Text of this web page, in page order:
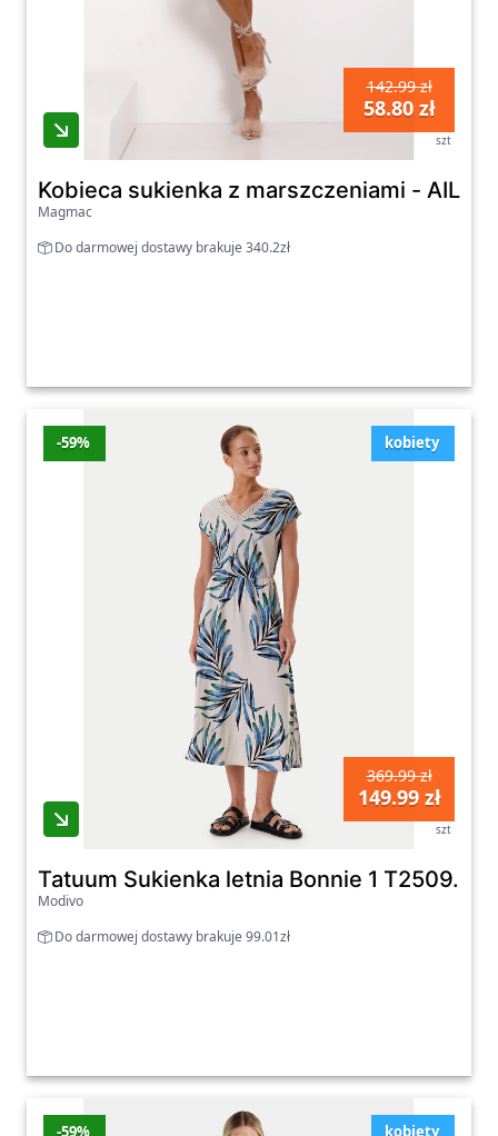
142.99 zł
58.80 zł
szt
Kobieca sukienka z marszczeniami -
Magmac
Do darmowej dostawy brakuje 340.2zł
kobiety
-59%
369.99 zł
149.99 zł
szt
Tatuum Sukienka letnia Bonnie 1
Modivo
Do darmowej dostawy brakuje 99.01zł
kobiety
-59%